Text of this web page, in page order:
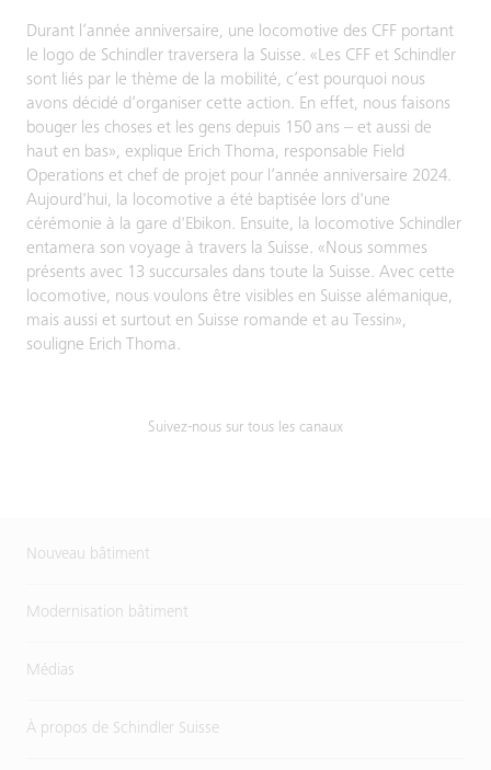
Durant l’année anniversaire, une locomotive des CFF portant
le logo de Schindler traversera la Suisse. «Les CFF et Schindler
sont liés par le thème de la mobilité, c’est pourquoi nous
avons décidé d’organiser cette action. En effet, nous faisons
bouger les choses et les gens depuis 150 ans – et aussi de
haut en bas», explique Erich Thoma, responsable Field
Operations et chef de projet pour l’année anniversaire 2024.
Aujourd'hui, la locomotive a été baptisée lors d'une
cérémonie à la gare d'Ebikon. Ensuite, la locomotive Schindler
entamera son voyage à travers la Suisse. «Nous sommes
présents avec 13 succursales dans toute la Suisse. Avec cette
locomotive, nous voulons être visibles en Suisse alémanique,
mais aussi et surtout en Suisse romande et au Tessin»,
souligne Erich Thoma.
Suivez-nous sur tous les canaux
Nouveau bâtiment
Modernisation bâtiment
Médias
À propos de Schindler Suisse